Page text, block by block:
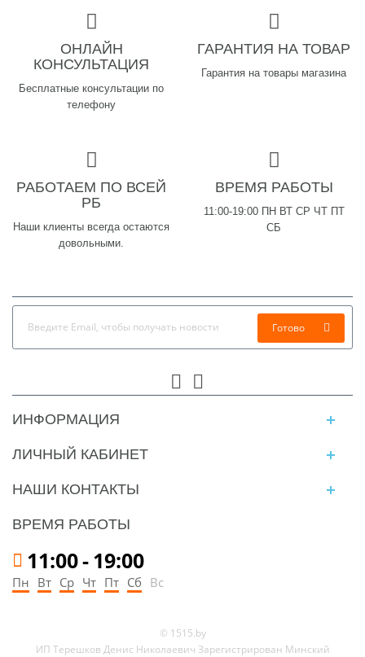
ОНЛАЙН
КОНСУЛЬТАЦИЯ
Бесплатные консультации по
телефону
ГАРАНТИЯ НА ТОВАР
Гарантия на товары магазина
РАБОТАЕМ ПО ВСЕЙ
РБ
Наши клиенты всегда остаются
довольными.
ВРЕМЯ РАБОТЫ
11:00-19:00 ПН ВТ СР ЧТ ПТ
СБ
Готово
ИНФОРМАЦИЯ
ЛИЧНЫЙ КАБИНЕТ
НАШИ КОНТАКТЫ
ВРЕМЯ РАБОТЫ
11:00-19:00
Пн Вт Ср Чт Пт Сб Вс
© 1515.by
ИП Терешков Денис Николаевич Зарегистрирован Минский